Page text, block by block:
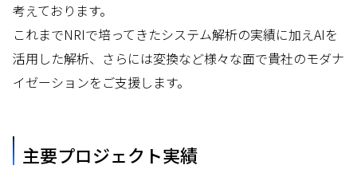
考えております。
これまでNRIで培ってきたシステム解析の実績に加えAIを
活用した解析、さらには変換など様々な面で貴社のモダナ
イゼーションをご支援します。
主要プロジェクト実績